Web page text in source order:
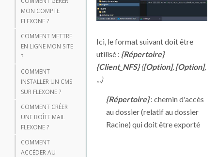
MON COMPTE
FLEXONE ?
COMMENT METTRE
EN LIGNE MON SITE
?
COMMENT
INSTALLER UN CMS
SUR FLEXONE ?
COMMENT CRÉER
UNE BOÎTE MAIL
FLEXONE ?
COMMENT
ACCÉDER AU
Ici, le format suivant doit être
utilisé : {Répertoire}
{Client_NFS}([Option], [Option],
...)
{Répertoire}: chemin d'accès
au dossier (relatif au dossier
Racine) qui doit être exporté